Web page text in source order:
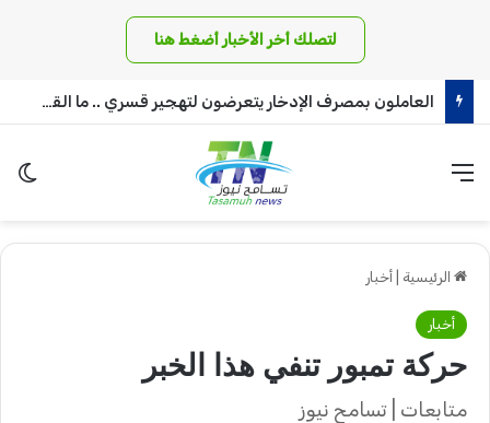
لتصلك أخر الأخبار أضغط هنا
العاملون بمصرف الإدخار يتعرضون لتهجير قسري .. ما القصة!!
القائمة
الرئيسية أخبار
أخبار
حركة تمبور تنفي هذا الخبر
متابعات | تسامح نيوز